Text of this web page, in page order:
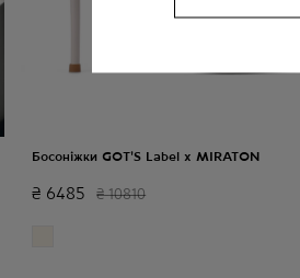
Босоніжки GOT'S Label x MIRATON
₴ 6485 ₴ 10810